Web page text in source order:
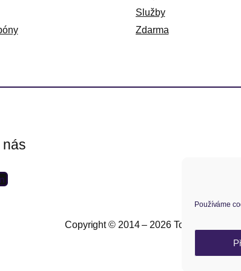
Používáme
Služby
Zdarma
nás
Copyright © 2014 – 2026 Toret.cz